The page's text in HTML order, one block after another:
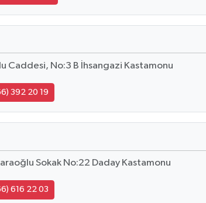
Caddesi, No:3 B İhsangazi Kastamonu
392 20 19
Sokak No:22 Daday Kastamonu
616 22 03